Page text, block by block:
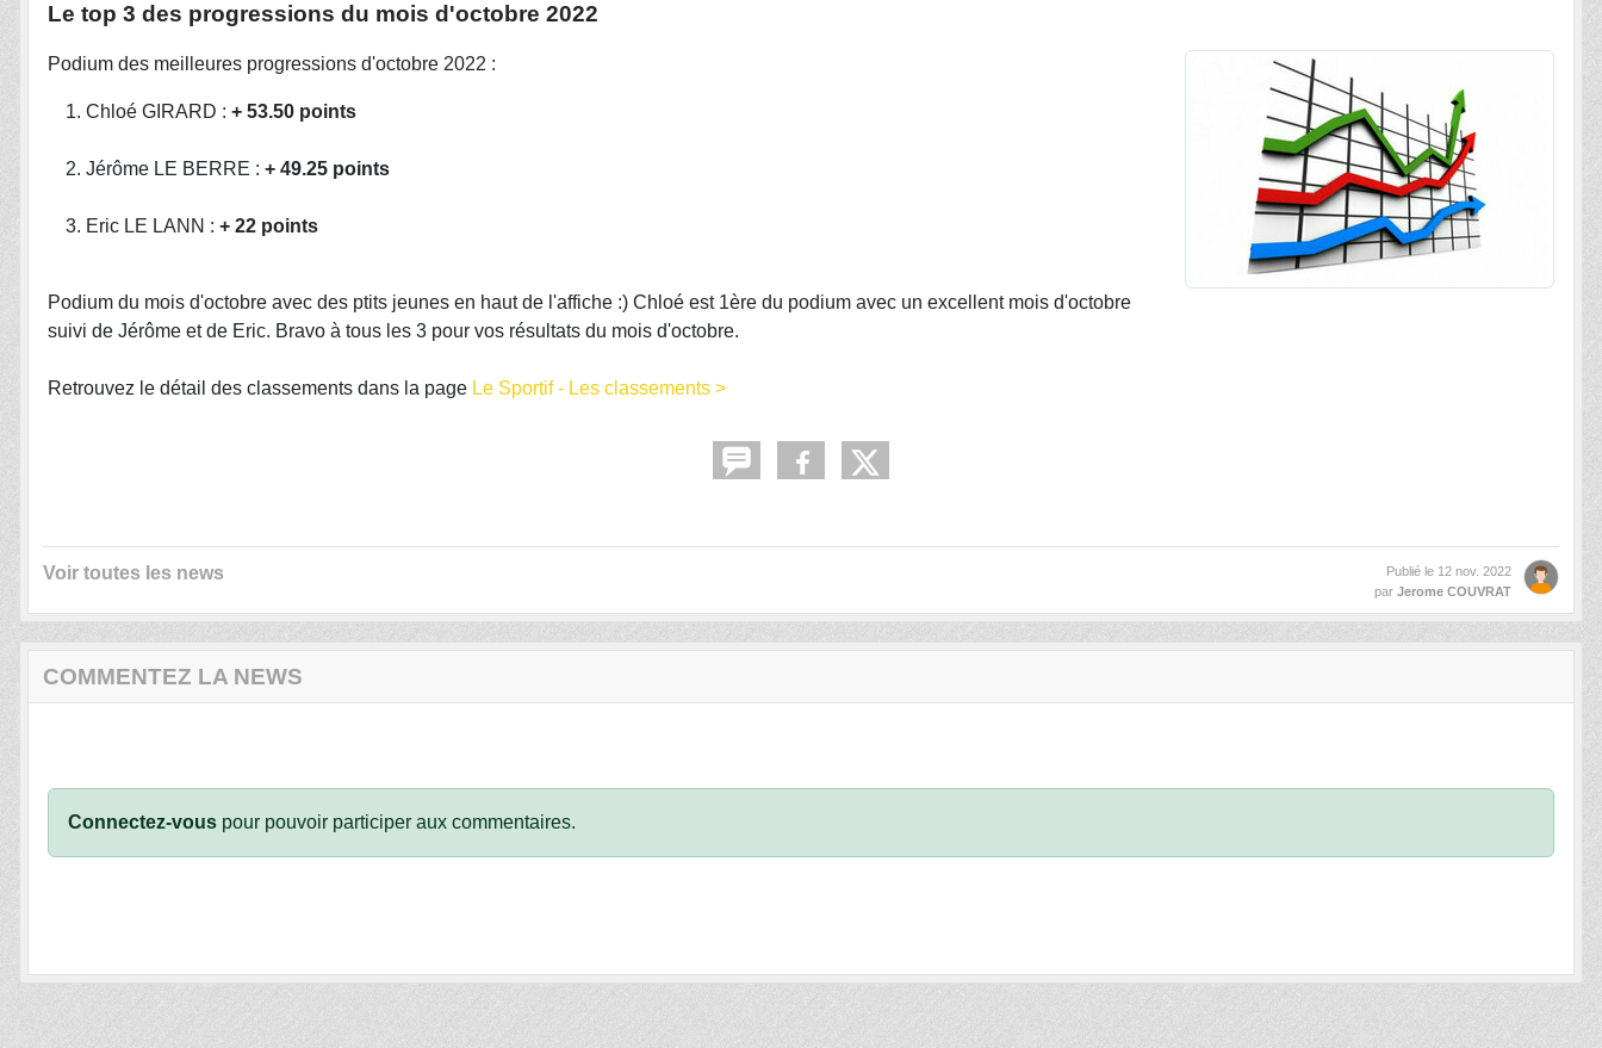
Le top 3 des progressions du mois d'octobre 2022
Podium des meilleures progressions d'octobre 2022 :
Chloé GIRARD : + 53.50 points
Jérôme LE BERRE : + 49.25 points
Eric LE LANN : + 22 points
Podium du mois d'octobre avec des ptits jeunes en haut de l'affiche :) Chloé est 1ère du podium avec un excellent mois d'octobre
suivi de Jérôme et de Eric. Bravo à tous les 3 pour vos résultats du mois d'octobre.
Retrouvez le détail des classements dans la page Le Sportif - Les classements >
Voir toutes les news Publié le 12 nov. 2022
par Jerome COUVRAT
COMMENTEZ LA NEWS
Connectez-vous pour pouvoir participer aux commentaires.